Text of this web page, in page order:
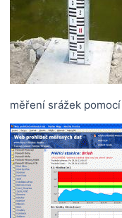
měření srážek